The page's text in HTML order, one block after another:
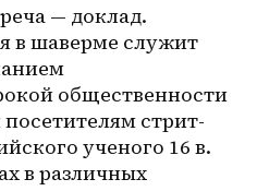
в шаверме служит
общественности
стрит-
ученого 16 в.
в различных